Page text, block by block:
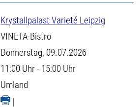
Krystallpalast Varieté Leipzig
VINETA-Bistro
Donnerstag, 09.07.2026
11:00 Uhr - 15:00 Uhr
Umland
|